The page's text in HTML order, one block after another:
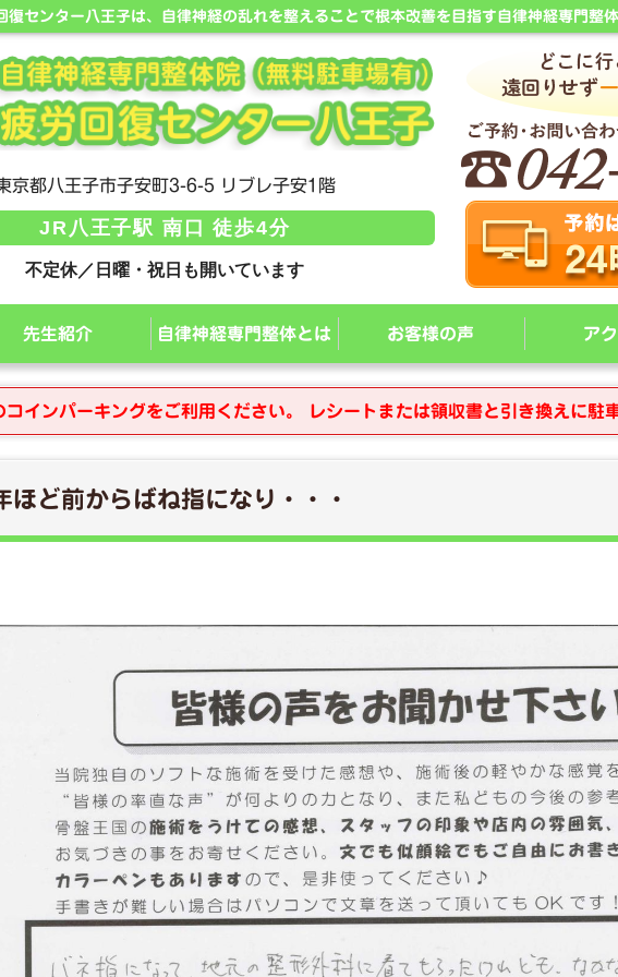
センター八王子は、自律神経の乱れを整えることで根本改善を目指す自律神経専門整体
京都八王子市子安町3-6-5 リブレ子安1階
JR八王子駅 南口 徒歩4分
不定休／日曜・祝日も開いています
先生紹介 自律神経専門整体とは お客様の声 ア
インパーキングをご利用ください。 レシートまたは領収書と引き換えに駐
ほど前からばね指になり・・・